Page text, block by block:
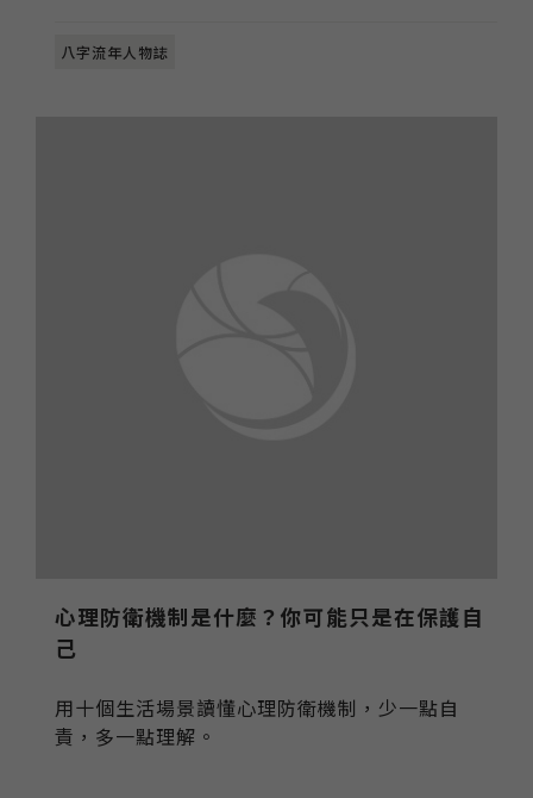
八字流年人物誌
心理防衛機制是什麼？你可能只是在保護自
己
用十個生活場景讀懂心理防衛機制，少一點自
責，多一點理解。